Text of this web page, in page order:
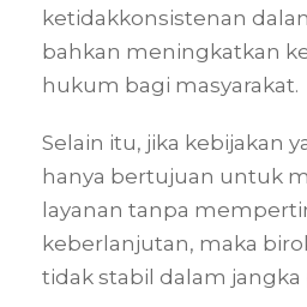
ketidakkonsistenan
bahkan meningkatkan
hukum bagi masyarakat.
Selain itu, jika kebijakan
hanya bertujuan untuk
layanan tanpa
keberlanjutan, maka
tidak stabil dalam jangka